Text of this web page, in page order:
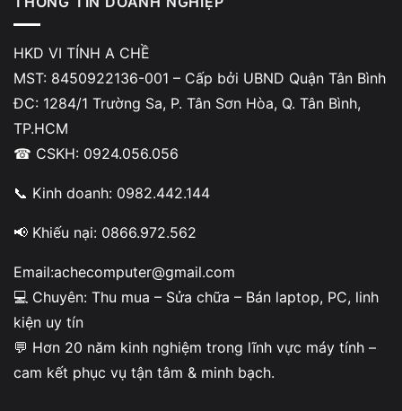
Chọn End Taskđể tắt tiến trình.
TrongTask Manager
Nhập explorer.exe và nhấnEnter để mở lại File
Explorer.
Cách 2: Tắt bớt các chương trình
thể làm hao tài nguyên hệ thống, khiến File Explorer phản
hồi chậm, đặc biệt khi thao tác với file lớn.
HKD VI TÍNH A CHỀ
MST: 8450922136-001 – Cấp bởi UBND Quận Tân Bình
ĐC: 1284/1 Trường Sa, P. Tân Sơn Hòa, Q. Tân Bình,
TP.HCM
☎ CSKH: 0924.056.056
📞 Kinh doanh: 0982.442.144
📢 Khiếu nại: 0866.972.562
Email:achecomputer@gmail.com
💻 Chuyên: Thu mua – Sửa chữa – Bán laptop, PC, linh
kiện uy tín
💬 Hơn 20 năm kinh nghiệm trong lĩnh vực máy tính –
cam kết phục vụ tận tâm & minh bạch.